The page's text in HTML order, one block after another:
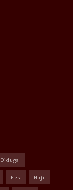
Diduga
Eks Haji